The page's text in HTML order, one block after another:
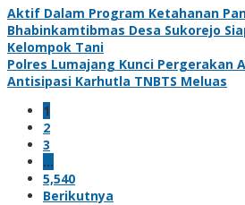
Aktif Dalam Program Ketahanan
Bhabinkamtibmas Desa Sukorejo
Kelompok Tani
Polres Lumajang Kunci Pergerakan
Antisipasi Karhutla TNBTS Meluas
1
2
3
…
5,540
Berikutnya